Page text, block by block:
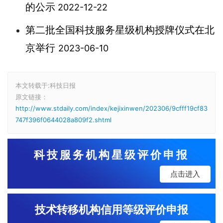
的公示 2022-12-22
第二批全国科技服务星级机构授牌仪式在北
京举行 2023-06-10
本文转载于:科技日报
原文链接：
http://www.stdaily.com/index/kejixinwen/202306/9cfff19cf83
747f396f0644028a809f2.shtml
科技服务机构星级评价申报
点击进入
技术转移机构信用等级评价申报